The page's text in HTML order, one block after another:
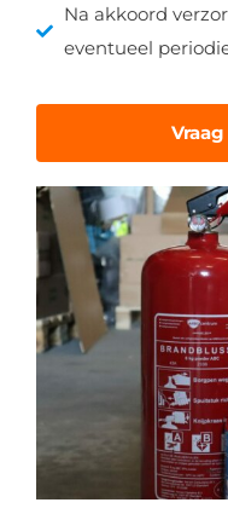
Na akkoord
eventueel